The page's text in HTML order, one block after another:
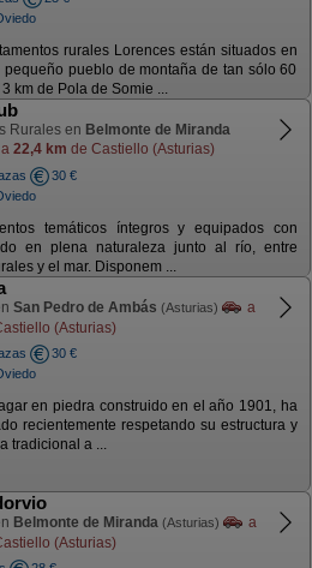
rurales Lorences están situados en
pequeño pueblo de montaña de tan sólo 60
km de Pola de Somie ...
Rurales en Belmonte de Miranda
a 22,4 km de Castiello (Asturias)
30 €
temáticos íntegros y equipados con
en plena naturaleza junto al río, entre
y el mar. Disponem ...
San Pedro de Ambás (Asturias)
a
(Asturias)
30 €
en piedra construido en el año 1901, ha
recientemente respetando su estructura y
tradicional a ...
Belmonte de Miranda (Asturias)
a
(Asturias)